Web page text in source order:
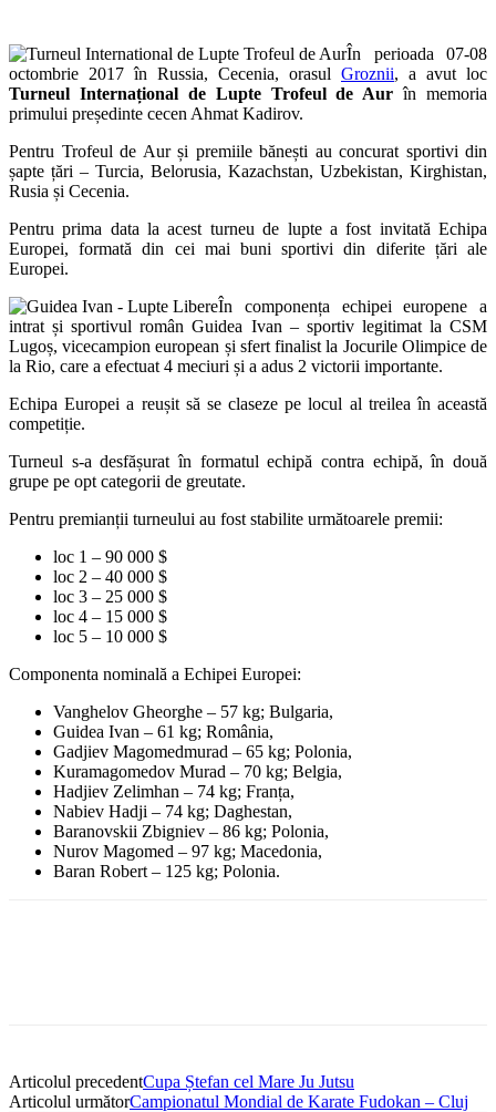
În perioada 07-08
octombrie 2017 în Russia, Cecenia, orasul Groznii, a avut loc
Turneul Internațional de Lupte Trofeul de Aur în memoria
primului președinte cecen Ahmat Kadirov.
Pentru Trofeul de Aur și premiile bănești au concurat sportivi din
șapte țări – Turcia, Belorusia, Kazachstan, Uzbekistan, Kirghistan,
Rusia și Cecenia.
Pentru prima data la acest turneu de lupte a fost invitată Echipa
Europei, formată din cei mai buni sportivi din diferite țări ale
Europei.
În componența echipei europene a
intrat și sportivul român Guidea Ivan – sportiv legitimat la CSM
Lugoș, vicecampion european și sfert finalist la Jocurile Olimpice de
la Rio, care a efectuat 4 meciuri și a adus 2 victorii importante.
Echipa Europei a reușit să se claseze pe locul al treilea în această
competiție.
Turneul s-a desfășurat în formatul echipă contra echipă, în două
grupe pe opt categorii de greutate.
Pentru premianții turneului au fost stabilite următoarele premii:
loc 1 – 90 000 $
loc 2 – 40 000 $
loc 3 – 25 000 $
loc 4 – 15 000 $
loc 5 – 10 000 $
Componenta nominală a Echipei Europei:
Vanghelov Gheorghe – 57 kg; Bulgaria,
Guidea Ivan – 61 kg; România,
Gadjiev Magomedmurad – 65 kg; Polonia,
Kuramagomedov Murad – 70 kg; Belgia,
Hadjiev Zelimhan – 74 kg; Franța,
Nabiev Hadji – 74 kg; Daghestan,
Baranovskii Zbigniev – 86 kg; Polonia,
Nurov Magomed – 97 kg; Macedonia,
Baran Robert – 125 kg; Polonia.
Articolul precedentCupa Ștefan cel Mare Ju Jutsu
Articolul următorCampionatul Mondial de Karate Fudokan – Cluj